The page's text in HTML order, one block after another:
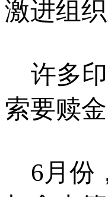
激进组
许多印
索要赎金
6月份